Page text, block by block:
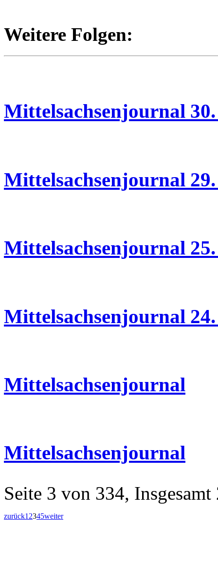
Weitere Folgen:
Mittelsachsenjournal
Mittelsachsenjournal
Mittelsachsenjournal
Mittelsachsenjournal
Mittelsachsenjournal
Mittelsachsenjournal
Seite 3 von 334,
zurück1 2345weiter